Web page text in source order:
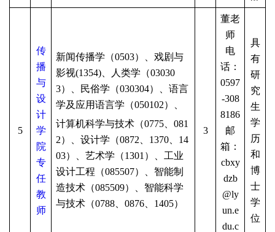
5
传
播
与
设
计
学
院
专
任
教
师
新闻传播学（0503）、戏剧与
影视(1354)、人类学（03030
3）、民俗学（030304）、语言
学及应用语言学（050102）、
计算机科学与技术（0775、081
2）、设计学（0872、1370、14
03）、艺术学（1301）、工业
设计工程（085507）、智能制
造技术（085509）、智能科学
与技术（0788、0876、1405）
3
董老
师
电
话：
0597
-308
8186
邮
箱：
cbxy
dzb
@ly
un.e
du.c
具
有
研
究
生
学
历
和
博
士
学
位